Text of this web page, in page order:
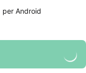
per Android